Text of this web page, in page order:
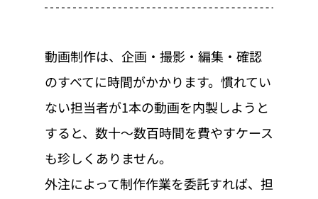
動画制作は、企画・撮影・編集・確認
のすべてに時間がかかります。慣れてい
ない担当者が1本の動画を内製しようと
すると、数十〜数百時間を費やすケース
も珍しくありません。
外注によって制作作業を委託すれば、担